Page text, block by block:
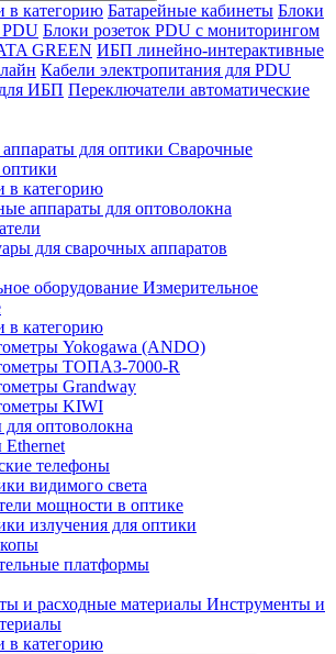
в категорию Батарейные кабинеты Блоки
PDU Блоки розеток PDU с мониторингом
GREEN ИБП линейно-интерактивные
Кабели электропитания для PDU
ИБП Переключатели автоматические
Сварочные
в категорию
аппараты для оптоволокна
для сварочных аппаратов
Измерительное
в категорию
Yokogawa (ANDO)
ТОПАЗ-7000-R
Grandway
KIWI
для оптоволокна
Ethernet
телефоны
видимого света
мощности в оптике
излучения для оптики
платформы
Инструменты и
в категорию